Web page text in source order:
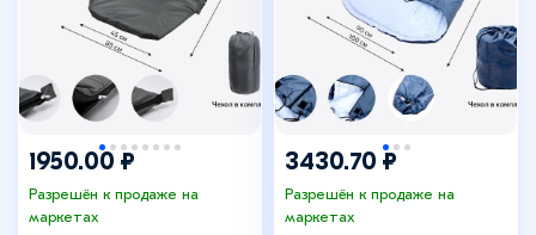
1950.00 ₽
Разрешён к продаже на
маркетах
3430.70 ₽
Разрешён к продаже на
маркетах